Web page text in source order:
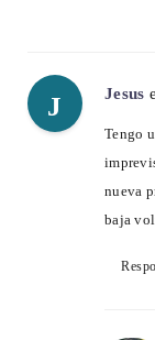
J Jesus
Tengo
nueva
baja